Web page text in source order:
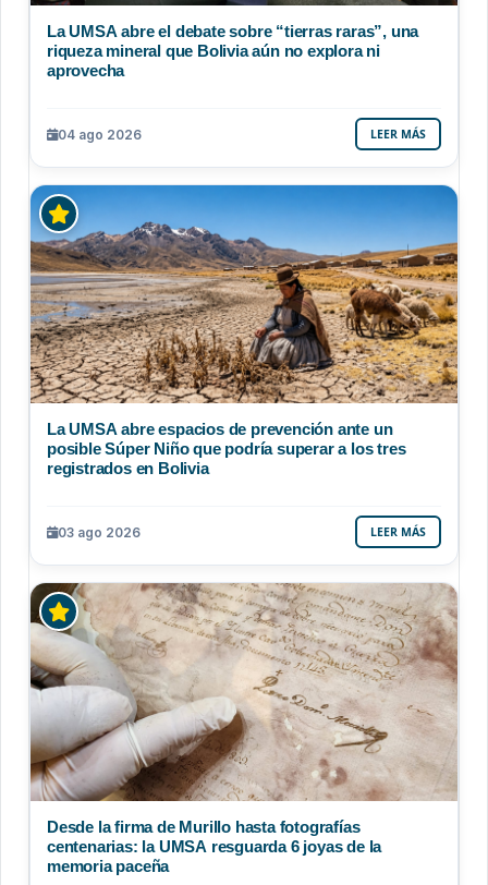
La UMSA abre el debate sobre “tierras raras”, una
riqueza mineral que Bolivia aún no explora ni
aprovecha
04 ago 2026 LEER MÁS
La UMSA abre espacios de prevención ante un
posible Súper Niño que podría superar a los tres
registrados en Bolivia
03 ago 2026 LEER MÁS
Desde la firma de Murillo hasta fotografías
centenarias: la UMSA resguarda 6 joyas de la
memoria paceña